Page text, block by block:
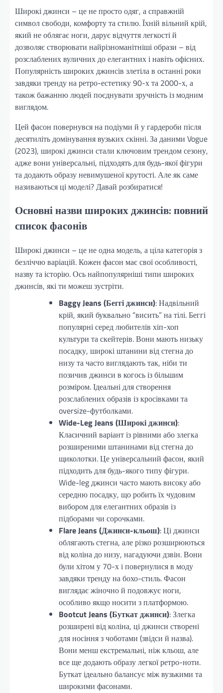
Широкі джинси – це не просто одяг, а справжній
символ свободи, комфорту та стилю. Їхній вільний крій,
який не облягає ноги, дарує відчуття легкості й
дозволяє створювати найрізноманітніші образи – від
розслаблених вуличних до елегантних і навіть офісних.
Популярність широких джинсів злетіла в останні роки
завдяки тренду на ретро-естетику 90-х та 2000-х, а
також бажанню людей поєднувати зручність із модним
виглядом.
Цей фасон повернувся на подіуми й у гардероби після
десятиліть домінування вузьких скінні. За даними Vogue
(2023), широкі джинси стали ключовим трендом сезону,
адже вони універсальні, підходять для будь-якої фігури
та додають образу невимушеної крутості. Але як саме
називаються ці моделі? Давай розбиратися!
Основні назви широких джинсів: повний
список фасонів
Широкі джинси – це не одна модель, а ціла категорія з
безліччю варіацій. Кожен фасон має свої особливості,
назву та історію. Ось найпопулярніші типи широких
джинсів, які ти можеш зустріти.
Baggy Jeans (Беггі джинси): Надвільний
крій, який буквально “висить” на тілі. Беггі
популярні серед любителів хіп-хоп
культури та скейтерів. Вони мають низьку
посадку, широкі штанини від стегна до
низу та часто виглядають так, ніби ти
позичив джинси в когось із більшим
розміром. Ідеальні для створення
розслаблених образів із кросівками та
oversize-футболками.
Wide-Leg Jeans (Широкі джинси):
Класичний варіант із рівними або злегка
розширеними штанинами від стегна до
щиколотки. Це універсальний фасон, який
підходить для будь-якого типу фігури.
Wide-leg джинси часто мають високу або
середню посадку, що робить їх чудовим
вибором для елегантних образів із
підборами чи сорочками.
Flare Jeans (Джинси-кльош): Ці джинси
облягають стегна, але різко розширюються
від коліна до низу, нагадуючи дзвін. Вони
були хітом у 70-х і повернулися в моду
завдяки тренду на бохо-стиль. Фасон
виглядає жіночно й подовжує ноги,
особливо якщо носити з платформою.
Bootcut Jeans (Буткат джинси): Злегка
розширені від коліна, ці джинси створені
для носіння з чоботами (звідси й назва).
Вони менш екстремальні, ніж кльош, але
все ще додають образу легкої ретро-ноти.
Буткат ідеально балансує між вузькими та
широкими фасонами.